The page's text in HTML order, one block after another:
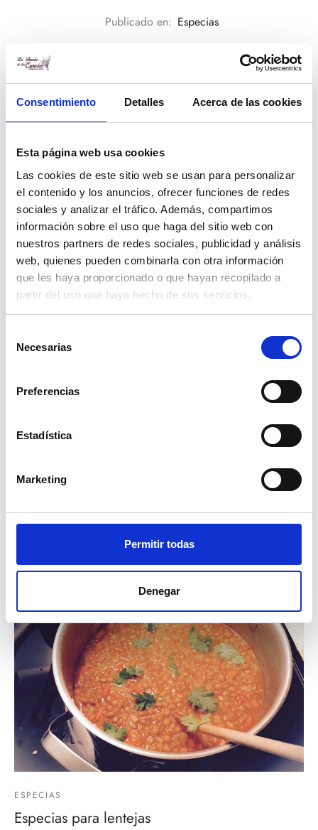
Consentimiento Detalles Acerca de las cookies
Esta página web usa cookies
Las cookies de este sitio web se usan para personalizar
el contenido y los anuncios, ofrecer funciones de redes
sociales y analizar el tráfico. Además, compartimos
información sobre el uso que haga del sitio web con
nuestros partners de redes sociales, publicidad y análisis
web, quienes pueden combinarla con otra información
que les haya proporcionado o que hayan recopilado a
partir del uso que haya hecho de sus servicios.
Necesarias
Preferencias
Estadística
Marketing
Permitir todas
Denegar
Publicado en: Especias
Damián Rodríguez
Periodista. Graduado por la Universitat de València (2010-
especias, lo que me crió entre aromas. Esa fascinación me
llevó al periodismo, escribiendo para medios como Las
Provincias. En este blog, comparto mi conocimiento y
pasión por las especias.
Compartir
Artículos relacionados
ESPECIAS
Especias para lentejas